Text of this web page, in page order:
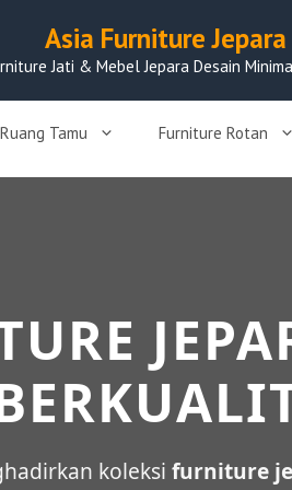
Asia Furniture Jepara
Jati & Mebel Jepara Desain
Ruang Tamu Furniture Rotan
koleksifurniture